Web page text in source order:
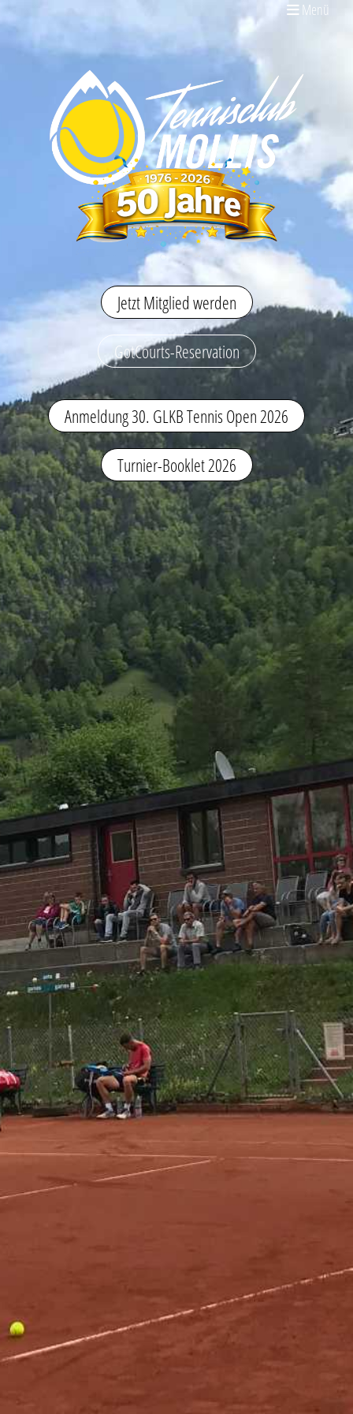
Menü
Jetzt Mitglied werden
GotCourts-Reservation
Anmeldung 30. GLKB Tennis Open 2026
Turnier-Booklet 2026